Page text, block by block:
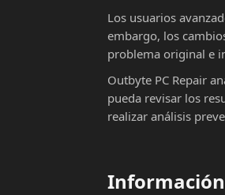
Los usuarios
embargo, los
problema original e
Outbyte PC Repair
pueda revisar los
realizar análisis